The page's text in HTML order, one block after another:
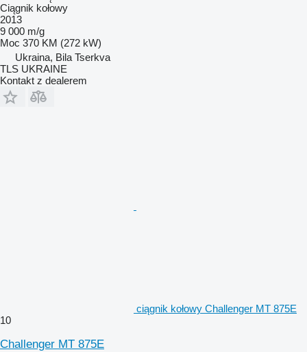
Ciągnik kołowy
2013
9 000 m/g
Moc 370 KM (272 kW)
Ukraina, Bila Tserkva
TLS UKRAINE
Kontakt z dealerem
ciągnik kołowy Challenger MT 875E
10
Challenger MT 875E